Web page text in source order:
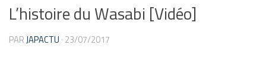
L’histoire du Wasabi [Vidéo]
PARJAPACTU · 23/07/2017